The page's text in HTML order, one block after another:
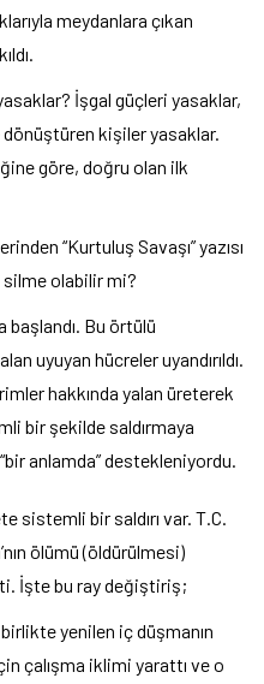
meydanlara çıkan
İşgal güçleri yasaklar,
dönüştüren kişiler yasaklar.
göre, doğru olan ilk
“Kurtuluş Savaşı” yazısı
silme olabilir mi?
başlandı. Bu örtülü
uyuyan hücreler uyandırıldı.
hakkında yalan üreterek
bir şekilde saldırmaya
anlamda” destekleniyordu.
sistemli bir saldırı var. T.C.
ölümü (öldürülmesi)
İşte bu ray değiştiriş;
yenilen iç düşmanın
çalışma iklimi yarattı ve o